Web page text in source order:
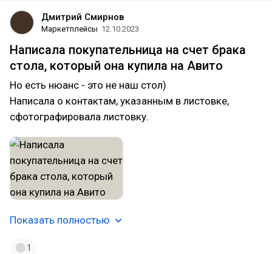
Дмитрий Смирнов
Маркетплейсы 12.10.2023
Написала покупательница на счет брака
стола, который она купила на Авито
Но есть нюанс - это не наш стол)
Написала о контактам, указанным в листовке,
сфотографировала листовку.
Показать полностью
1